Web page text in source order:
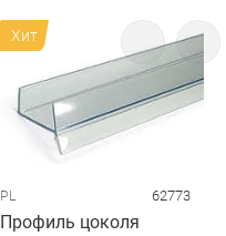
Хит
PL 62773
Профиль цоколя